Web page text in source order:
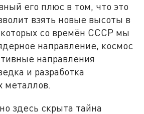
его плюс в том, что это
взять новые высоты в
со времён СССР мы
направление, космос
направления
и разработка
металлов.
здесь скрыта тайна